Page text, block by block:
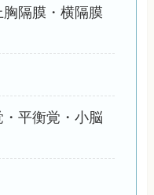
胸隔膜・横隔膜
平衡覚・小脳